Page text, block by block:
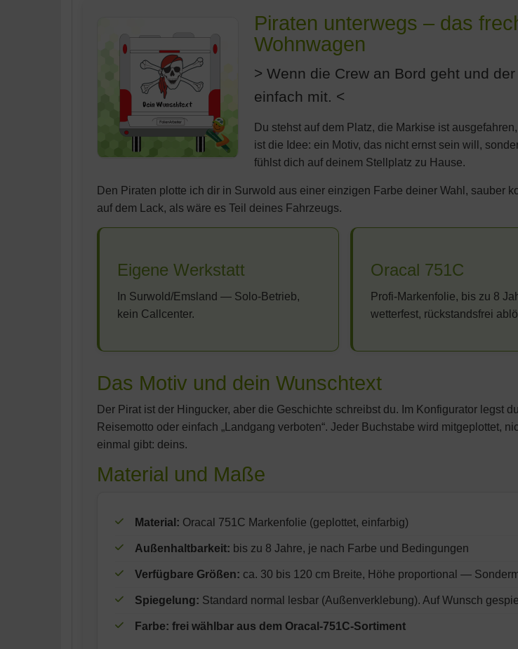
Piraten unterwegs – das
Wohnwagen
Wenn die Crew an Bord geht und
einfach mit.
Du stehst auf dem Platz, die Markise ist
ist die Idee: ein Motiv, das nicht ernst sein will,
fühlst dich auf deinem Stellplatz zu Hause.
Den Piraten plotte ich dir in Surwold aus einer einzigen Farbe deiner Wahl, sauber
auf dem Lack, als wäre es Teil deines Fahrzeugs.
Eigene Werkstatt
In Surwold/Emsland — Solo-Betrieb,
kein Callcenter.
Oracal 751C
Profi-Markenfolie, bis zu 8
wetterfest, rückstandsfrei
Das Motiv und dein Wunschtext
Der Pirat ist der Hingucker, aber die Geschichte schreibst du. Im Konfigurator legst
Reisemotto oder einfach „Landgang verboten“. Jeder Buchstabe wird mitgeplottet,
einmal gibt: deins.
Material und Maße
Material: Oracal 751C Markenfolie (geplottet, einfarbig)
Außenhaltbarkeit: bis zu 8 Jahre, je nach Farbe und Bedingungen
Verfügbare Größen: ca. 30 bis 120 cm Breite, Höhe proportional —
Spiegelung: Standard normal lesbar (Außenverklebung). Auf Wunsch
Farbe: frei wählbar aus dem Oracal-751C-Sortiment